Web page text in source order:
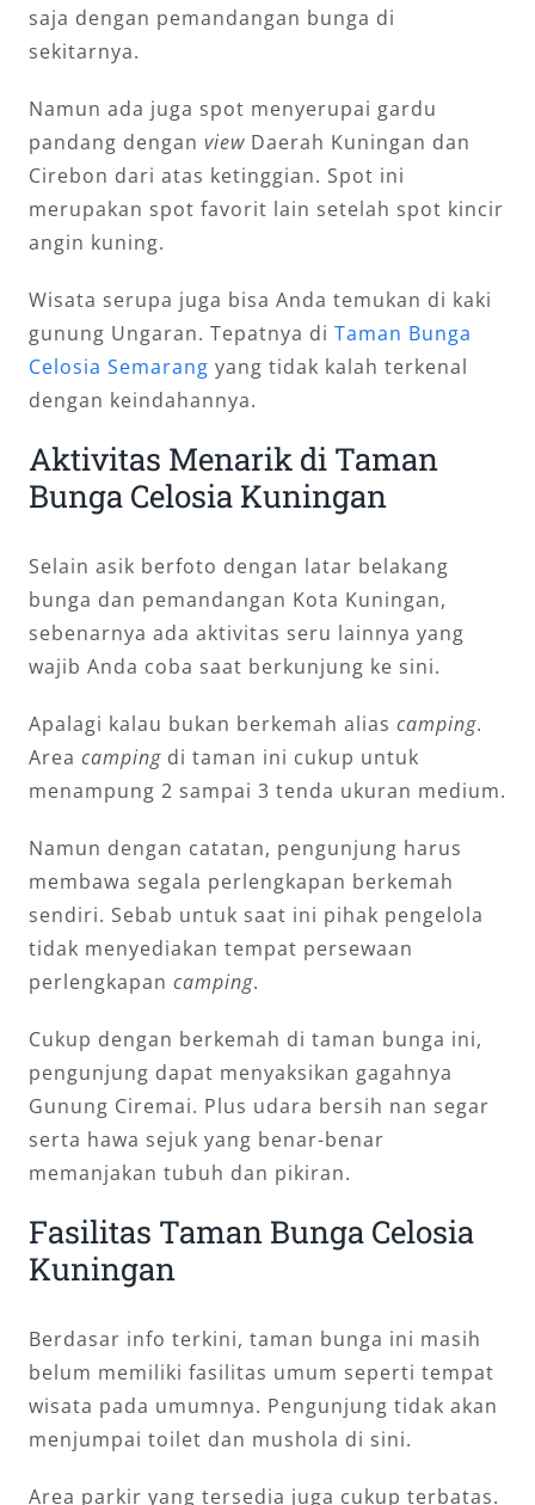
saja dengan pemandangan bunga di
sekitarnya.
Namun ada juga spot menyerupai gardu
pandang dengan view Daerah Kuningan dan
Cirebon dari atas ketinggian. Spot ini
merupakan spot favorit lain setelah spot kincir
angin kuning.
Wisata serupa juga bisa Anda temukan di kaki
gunung Ungaran. Tepatnya di Taman Bunga
Celosia Semarang yang tidak kalah terkenal
dengan keindahannya.
Aktivitas Menarik di Taman
Bunga Celosia Kuningan
Selain asik berfoto dengan latar belakang
bunga dan pemandangan Kota Kuningan,
sebenarnya ada aktivitas seru lainnya yang
wajib Anda coba saat berkunjung ke sini.
Apalagi kalau bukan berkemah alias camping.
Area camping di taman ini cukup untuk
menampung 2 sampai 3 tenda ukuran medium.
Namun dengan catatan, pengunjung harus
membawa segala perlengkapan berkemah
sendiri. Sebab untuk saat ini pihak pengelola
tidak menyediakan tempat persewaan
perlengkapan camping.
Cukup dengan berkemah di taman bunga ini,
pengunjung dapat menyaksikan gagahnya
Gunung Ciremai. Plus udara bersih nan segar
serta hawa sejuk yang benar-benar
memanjakan tubuh dan pikiran.
Fasilitas Taman Bunga Celosia
Kuningan
Berdasar info terkini, taman bunga ini masih
belum memiliki fasilitas umum seperti tempat
wisata pada umumnya. Pengunjung tidak akan
menjumpai toilet dan mushola di sini.
Area parkir yang tersedia juga cukup terbatas.